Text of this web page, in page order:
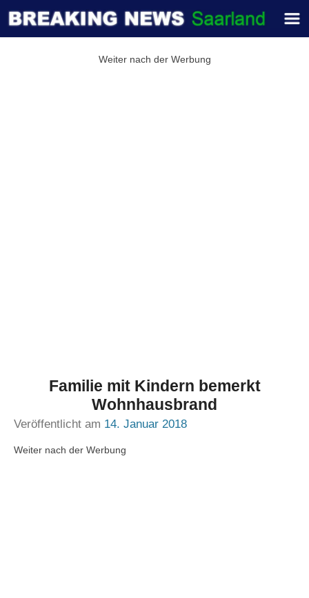
Weiter nach der Werbung
Familie mit Kindern bemerkt
Wohnhausbrand
Veröffentlicht am 14. Januar 2018
Weiter nach der Werbung